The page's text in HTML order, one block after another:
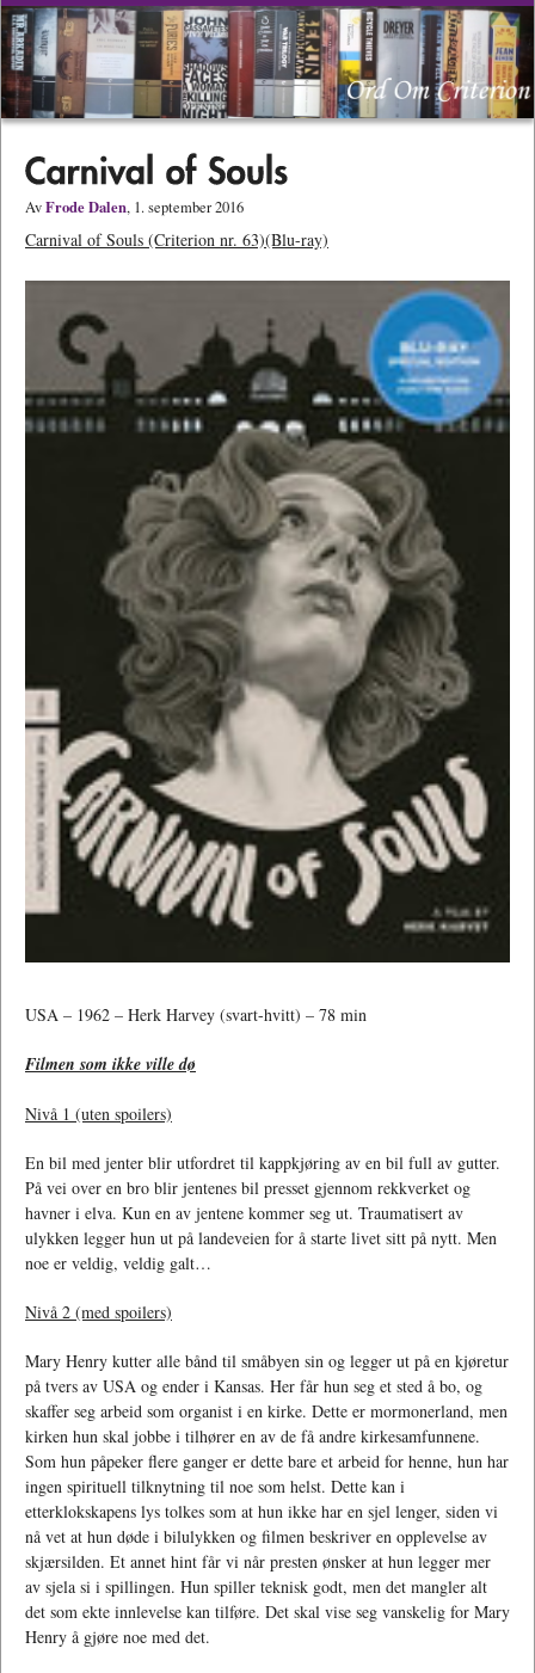
AvFrode Dalen, 1. september 2016
Carnival of Souls (Criterion nr. 63)(Blu-ray)
USA – 1962 – Herk Harvey (svart-hvitt) – 78 min
Filmen som ikke ville dø
Nivå 1 (uten spoilers)
En bil med jenter blir utfordret til kappkjøring av en bil full av gutter.
På vei over en bro blir jentenes bil presset gjennom rekkverket og
havner i elva. Kun en av jentene kommer seg ut. Traumatisert av
ulykken legger hun ut på landeveien for å starte livet sitt på nytt. Men
noe er veldig, veldig galt…
Nivå 2 (med spoilers)
Mary Henry kutter alle bånd til småbyen sin og legger ut på en kjøretur
på tvers av USA og ender i Kansas. Her får hun seg et sted å bo, og
skaffer seg arbeid som organist i en kirke. Dette er mormonerland, men
kirken hun skal jobbe i tilhører en av de få andre kirkesamfunnene.
Som hun påpeker flere ganger er dette bare et arbeid for henne, hun har
ingen spirituell tilknytning til noe som helst. Dette kan i
etterklokskapens lys tolkes som at hun ikke har en sjel lenger, siden vi
nå vet at hun døde i bilulykken og filmen beskriver en opplevelse av
skjærsilden. Et annet hint får vi når presten ønsker at hun legger mer
av sjela si i spillingen. Hun spiller teknisk godt, men det mangler alt
det som ekte innlevelse kan tilføre. Det skal vise seg vanskelig for Mary
Henry å gjøre noe med det.